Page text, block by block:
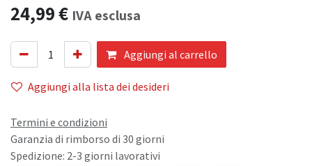
24,99€ IVA esclusa
Aggiungi al carrello
Aggiungi alla lista dei desideri
Termini e condizioni
Garanzia di rimborso di 30 giorni
Spedizione: 2-3 giorni lavorativi